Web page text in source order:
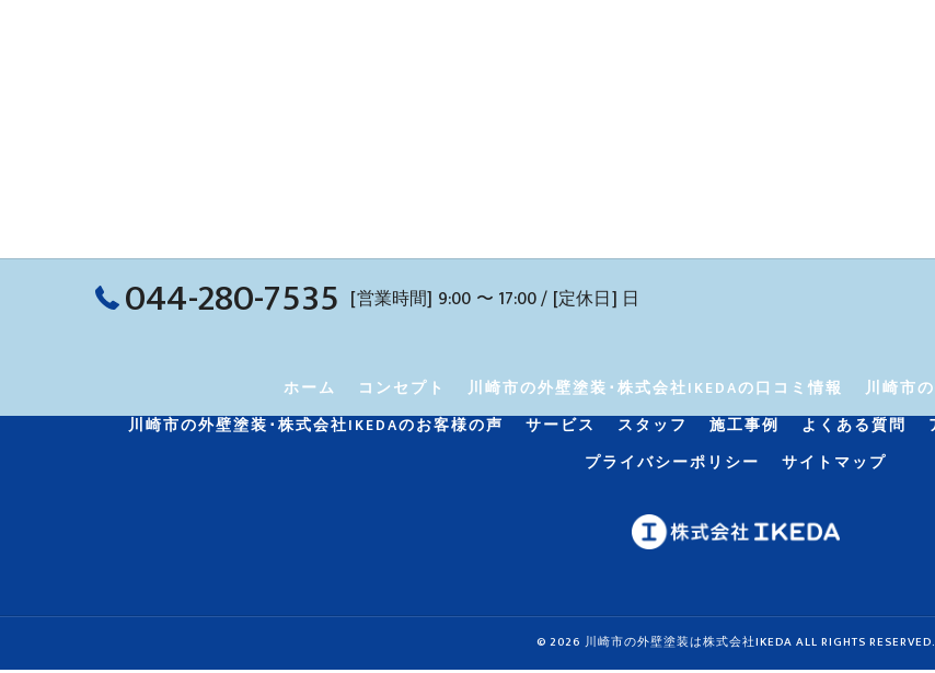
044-280-7535 [営業時間] 9:00 〜 17:00 / [定休日] 日
ホーム コンセプト 川崎市の外壁塗装･株式会社IKEDAの口コミ情報
川崎市
川崎市の外壁塗装･株式会社IKEDAのお客様の声
サービス スタッフ 施工事例 よくある質問
プライバシーポリシー
サイトマップ
© 2026 川崎市の外壁塗装は株式会社IKEDA ALL RIGHTS RESERVED.